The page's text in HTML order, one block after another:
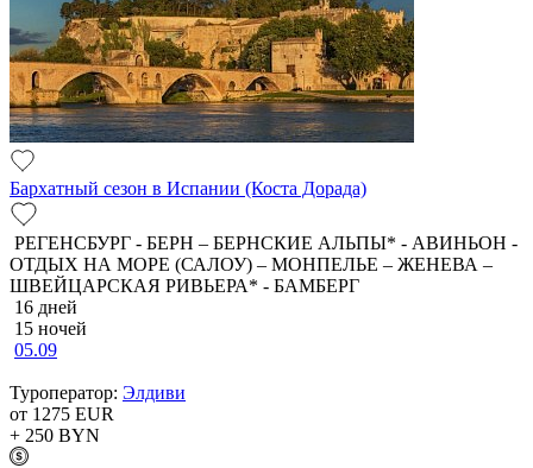
Бархатный сезон в Испании (Коста Дорада)
РЕГЕНСБУРГ - БЕРН – БЕРНСКИЕ АЛЬПЫ* - АВИНЬОН -
ОТДЫХ НА МОРЕ (САЛОУ) – МОНПЕЛЬЕ – ЖЕНЕВА –
ШВЕЙЦАРСКАЯ РИВЬЕРА* - БАМБЕРГ
16 дней
15 ночей
05.09
Туроператор: Элдиви
от 1275 EUR
+ 250 BYN